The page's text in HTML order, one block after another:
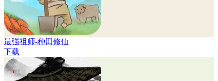
最强祖师-种田修仙
下载